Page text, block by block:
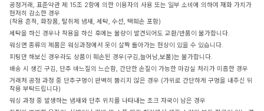
공정거래, 표준약관 제 15조 2항에 의한 이용자의 사용 또는 일부 소비에 의하여 재화 가치가
현저히 감소한 경우
(착용 흔적, 화장품, 탈취제 냄새, 세탁, 수선, 택훼손 포함)
세탁을 하신 경우나 착용을 하신 후에는 불량이 발견되어도 교환/반품이 불가합니다.
워싱면 종류의 제품은 워싱과정에서 옷이 살짝 돌아가는 현상이 있을 수 있습니다.
피팅만 해보신 경우라도 상품이 훼손된 경우(구김,늘어남,보풀)는 불가합니다.
배송 시 생긴 구김, 단추 바느질의 느슨함, 간단한 손질이 가능한 마감실 처리가 미흡한 경우
거래처 공정 과정 중 단추구멍이 완벽히 뚫리지 않은 경우 (가위로 간단하게 구멍을 내주신 뒤
착용 부탁드립니다)
워싱 과정 중 발생하는 냄새와 단추 위치를 나타내는 초크 자국이 남은 경우